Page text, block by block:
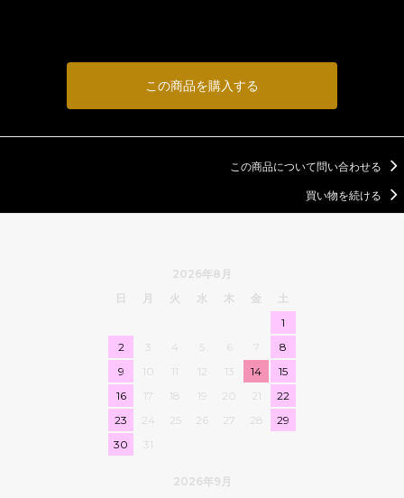
この商品を購入する
この商品について問い合わせる
買い物を続ける
2026年8月
月 火 水 木 金
1
2
3 4 5 6 7
8
9
10 11 12 13 14
15
16
17 18 19 20 21
22
23
24 25 26 27 28
29
30
31
2026年9月